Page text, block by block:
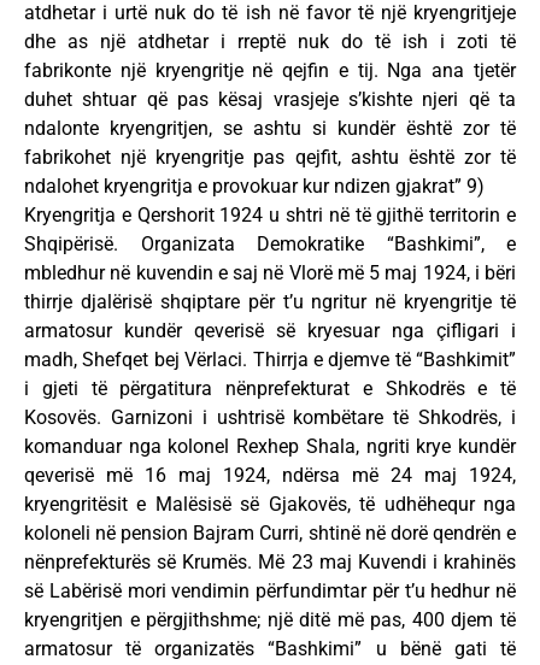
atdhetar i urtë nuk do të ish në favor të një kryengritjeje
dhe as një atdhetar i rreptë nuk do të ish i zoti të
fabrikonte një kryengritje në qejfin e tij. Nga ana tjetër
duhet shtuar që pas kësaj vrasjeje s’kishte njeri që ta
ndalonte kryengritjen, se ashtu si kundër është zor të
fabrikohet një kryengritje pas qejfit, ashtu është zor të
ndalohet kryengritja e provokuar kur ndizen gjakrat” 9)
Kryengritja e Qershorit 1924 u shtri në të gjithë territorin e
Shqipërisë. Organizata Demokratike “Bashkimi”, e
mbledhur në kuvendin e saj në Vlorë më 5 maj 1924, i bëri
thirrje djalërisë shqiptare për t’u ngritur në kryengritje të
armatosur kundër qeverisë së kryesuar nga çifligari i
madh, Shefqet bej Vërlaci. Thirrja e djemve të “Bashkimit”
i gjeti të përgatitura nënprefekturat e Shkodrës e të
Kosovës. Garnizoni i ushtrisë kombëtare të Shkodrës, i
komanduar nga kolonel Rexhep Shala, ngriti krye kundër
qeverisë më 16 maj 1924, ndërsa më 24 maj 1924,
kryengritësit e Malësisë së Gjakovës, të udhëhequr nga
koloneli në pension Bajram Curri, shtinë në dorë qendrën e
nënprefekturës së Krumës. Më 23 maj Kuvendi i krahinës
së Labërisë mori vendimin përfundimtar për t’u hedhur në
kryengritjen e përgjithshme; një ditë më pas, 400 djem të
armatosur të organizatës “Bashkimi” u bënë gati të